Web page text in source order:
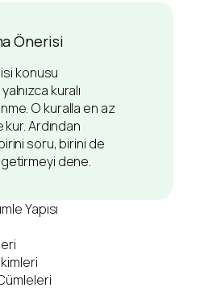
Önerisi
konusu
kuralı
O kuralla en az
kur. Ardından
soru, birini de
dene.
Yapısı